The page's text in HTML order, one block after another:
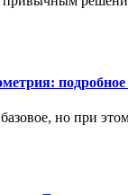
но при